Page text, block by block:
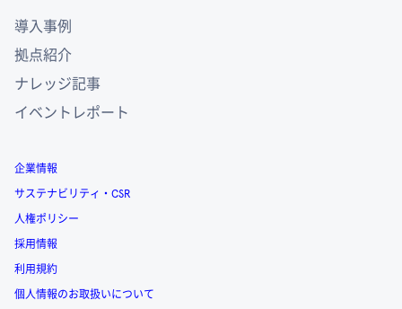
導入事例
拠点紹介
ナレッジ記事
イベントレポート
企業情報
サステナビリティ・CSR
人権ポリシー
採用情報
利用規約
個人情報のお取扱いについて